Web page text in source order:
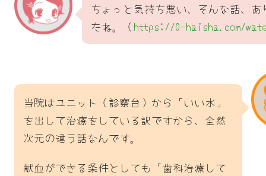
ちょっと気持ち悪い、そんな話、あ
たね。（https://0-haisha.com/
当院はユニット（診察台）から「いい水」
を出して治療をしている訳ですから、全然
次元の違う話なんです。
献血ができる条件としても「歯科治療して